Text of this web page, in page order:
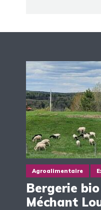
Agroalimentaire
Bergerie
Méchant